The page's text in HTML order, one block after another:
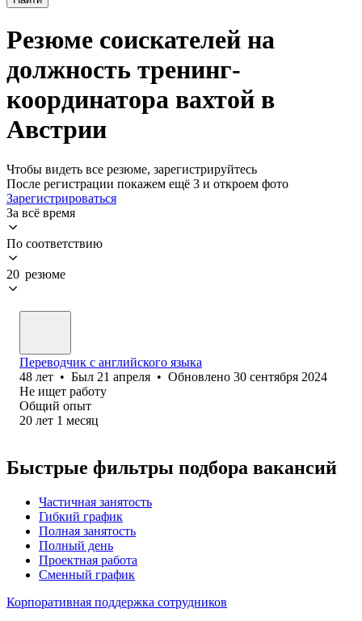
Резюме соискателей на
должность тренинг-
координатора вахтой в
Австрии
Чтобы видеть все резюме, зарегистрируйтесь
После регистрации покажем ещё 3 и откроем фото
Зарегистрироваться
За всё время
По соответствию
20 резюме
Переводчик с английского языка
48 лет • Был 21 апреля • Обновлено 30 сентября 2024
Не ищет работу
Общий опыт
20 лет 1 месяц
Быстрые фильтры подбора вакансий
Частичная занятость
Гибкий график
Полная занятость
Полный день
Проектная работа
Сменный график
Корпоративная поддержка сотрудников